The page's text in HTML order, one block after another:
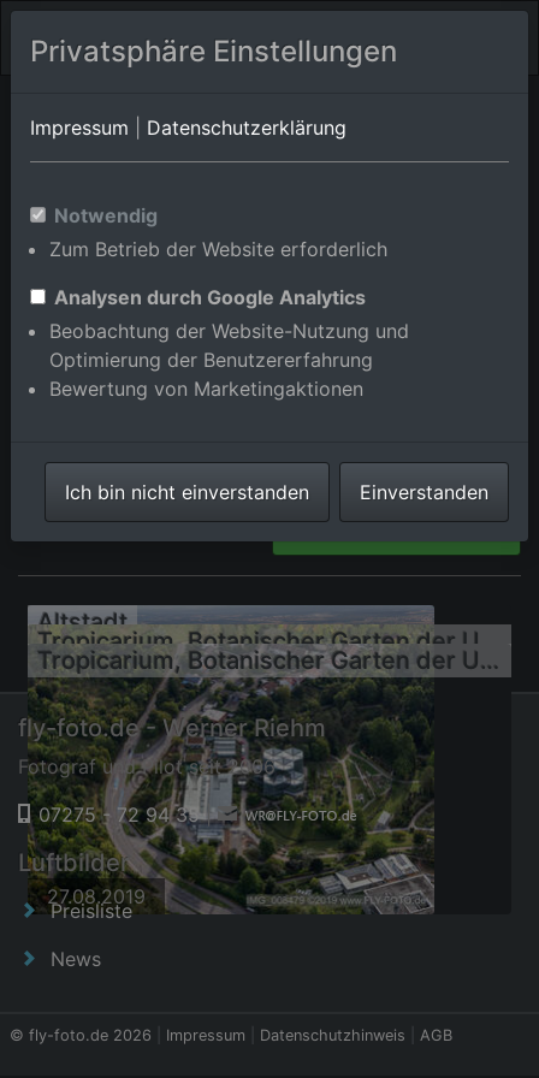
Tübingen/Pfrondorf Baden-Württemberg
Luftbildalbum von
Tübingen/Universität in Baden-
Württemberg, Deutschland
⇗ Benachbarte Orte
Online-Shop
Altstadt
27.08.2019
27.08.2019
Tropicarium, Botanischer Garten der Universität Tübingen
27.08.2019
fly-foto.de - Werner Riehm
Fotograf und Pilot seit 2006
07275 - 72 94 35|
Luftbilder
Preisliste
News
© fly-foto.de 2026 Impressum Datenschutzhinweis AGB
Privatsphäre Einstellungen
Impressum Datenschutzerklärung
Notwendig
Zum Betrieb der Website erforderlich
Analysen durch Google Analytics
Beobachtung der Website-Nutzung und
Optimierung der Benutzererfahrung
Bewertung von Marketingaktionen
Ich bin nicht einverstanden Einverstanden